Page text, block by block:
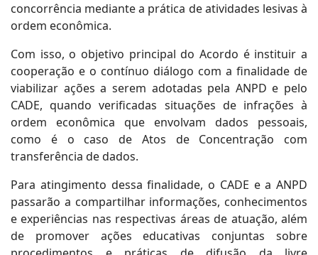
concorrência mediante a prática de atividades lesivas à
ordem econômica.
Com isso, o objetivo principal do Acordo é instituir a
cooperação e o contínuo diálogo com a finalidade de
viabilizar ações a serem adotadas pela ANPD e pelo
CADE, quando verificadas situações de infrações à
ordem econômica que envolvam dados pessoais,
como é o caso de Atos de Concentração com
transferência de dados.
Para atingimento dessa finalidade, o CADE e a ANPD
passarão a compartilhar informações, conhecimentos
e experiências nas respectivas áreas de atuação, além
de promover ações educativas conjuntas sobre